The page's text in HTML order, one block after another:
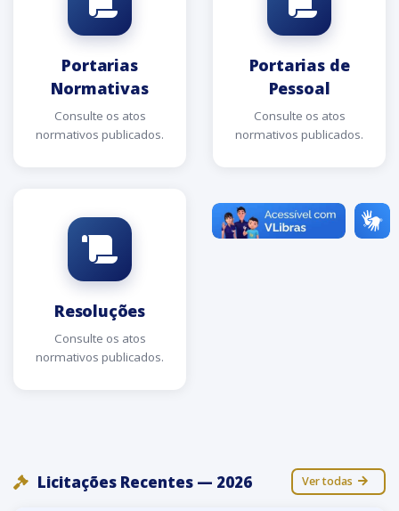
Portarias
Normativas
Consulte os atos
normativos publicados.
Portarias de
Pessoal
Consulte os atos
normativos publicados.
Resoluções
Consulte os atos
normativos publicados.
Licitações Recentes — 2026 Ver todas